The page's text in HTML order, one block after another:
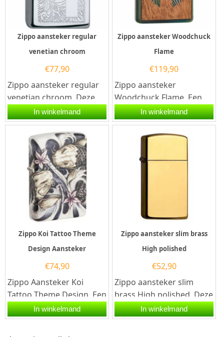
Zippo aansteker regular
venetian chroom
€77,90
Zippo aansteker regular
venetian chroom. Deze
Zippo aansteker heeft
een hoogglans chromen
afwerking...
In winkelmand
Zippo aansteker Woodchuck
Flame
€119,90
Zippo aansteker
Woodchuck Flame. Een
Zippo aansteker is een
kwalitatief...
In winkelmand
Zippo Koi Tattoo Theme
Design Aansteker
€74,90
Zippo Aansteker Koi
Tattoo Theme Design. Een
Zippo aansteker is een
kwalitatief...
In winkelmand
Zippo aansteker slim brass
High polished
€52,90
Zippo aansteker slim
brass High polished. Deze
Zippo aansteker heeft
een hoogglans messing...
In winkelmand